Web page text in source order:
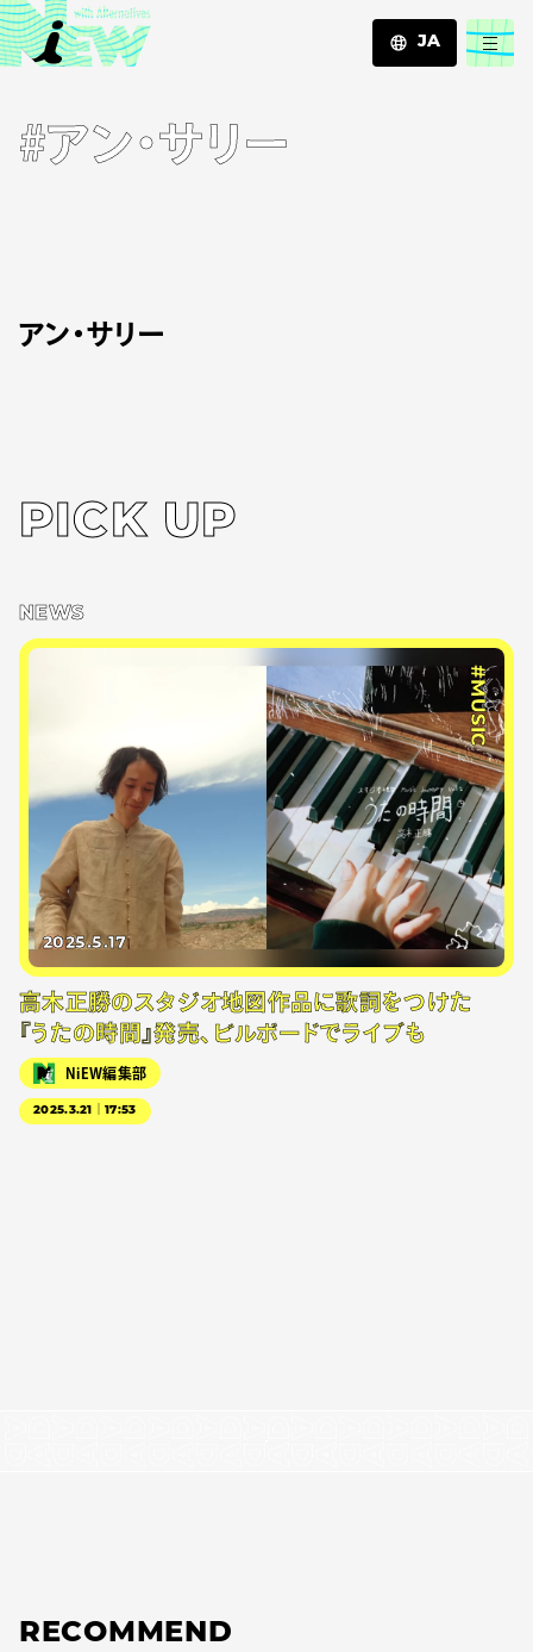
JA
#アン・サリー
アン・サリー
PICK UP
NEWS
#MUSIC
2025.5.17
高木正勝のスタジオ地図作品に歌詞をつけた
『うたの時間』発売、ビルボードでライブも
NiEW編集部
2025.3.21｜17:53
RECOMMEND